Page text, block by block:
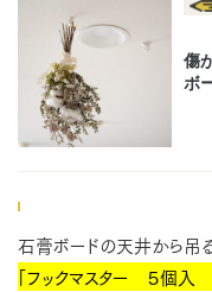
石膏ボードの天井から吊
「フックマスター ５個入